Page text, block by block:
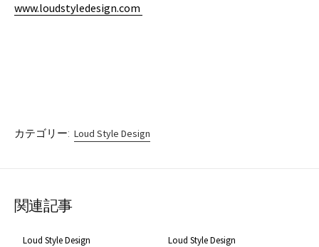
www.loudstyledesign.com
カテゴリー: Loud Style Design
関連記事
Loud Style Design Loud Style Design